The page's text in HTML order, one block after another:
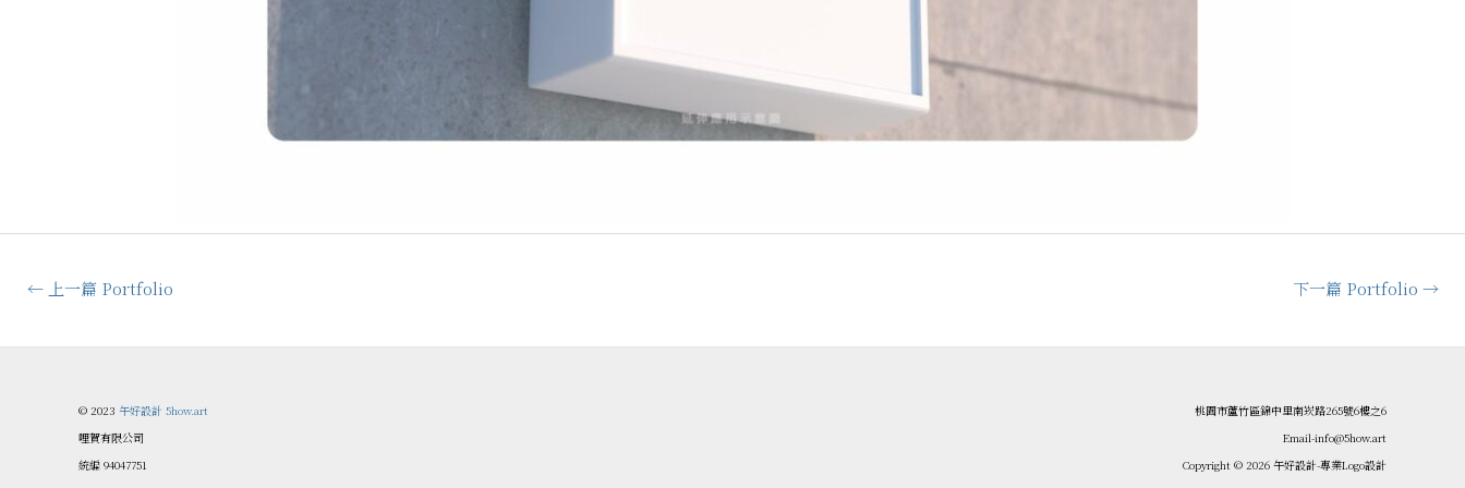
←上一篇 Portfolio 下一篇 Portfolio →
© 2023 午好設計 5how.art
哩賀有限公司
統編 94047751
桃園市蘆竹區錦中里南崁路265號6樓之6
Email-info@5how.art
Copyright © 2026 午好設計-專業Logo設計